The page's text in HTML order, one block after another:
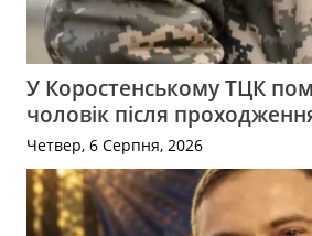
У Коростенському ТЦК
чоловік після
Четвер, 6 Серпня, 2026